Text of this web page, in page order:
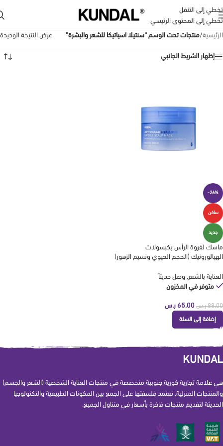
تخطي إلى التنقل
تخطي إلى المحتوى الرئيسي
الرئيسية/منتجات تحت الوسم “سنتيلا اسياتيكا للشعر والبشرة” عرض النتيجة الوحيدة
إظهار الشريط الجانبي
-26%
ساخن
جديد
ماسك لفروة الرأس بكبسولات
الهيالورونيك (الحجم الحيوي ونسيم الزهور)
العناية بالشعر, وصل حديثاً
متوفر في المخزون
88.00 ر.س 65.00 ر.س
إضافة إلى السلة
KUNDAL
هي علامة تجارية كورية جنوبية متخصصة في منتجات العناية الشخصية (الشعر والجسم)
والمنتجات المنزلية. تعتمد فلسفتها على الجمع بين المكونات الطبيعية والتكنولوجيا
الحديثة لتقديم منتجات فاخرة بأسعار في متناول الجميع.